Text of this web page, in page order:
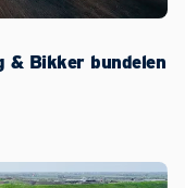
& Bikker bundelen